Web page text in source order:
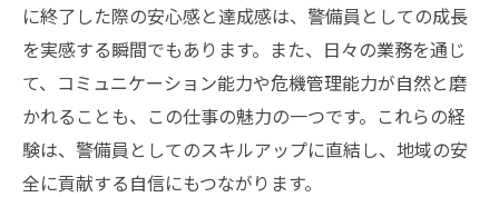
に終了した際の安心感と達成感は、警備員としての成長
を実感する瞬間でもあります。また、日々の業務を通じ
て、コミュニケーション能力や危機管理能力が自然と磨
かれることも、この仕事の魅力の一つです。これらの経
験は、警備員としてのスキルアップに直結し、地域の安
全に貢献する自信にもつながります。